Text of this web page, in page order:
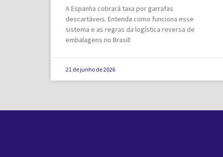
A Espanha cobrará taxa por garrafas
descartáveis. Entenda como funciona esse
sistema e as regras da logística reversa de
embalagens no Brasil!
21 de junho de 2026